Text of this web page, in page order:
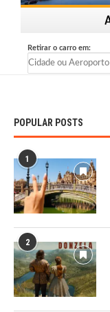
POPULAR POSTS
1
2